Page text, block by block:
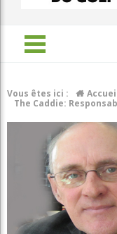
Vous êtes ici :
The Caddie: